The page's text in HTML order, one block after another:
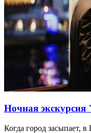
Ночная экскурсия
Когда город засыпает, в